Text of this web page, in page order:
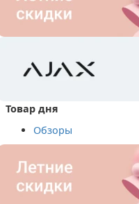
Товар дня
Обзоры